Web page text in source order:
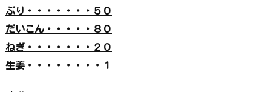
ぶり・・・・・・・５０
だいこん・・・・・８０
ねぎ・・・・・・・２０
生姜・・・・・・・・１